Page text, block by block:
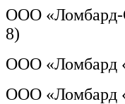
ООО «Ломбард-
8)
ООО «Ломбард
ООО «Ломбард